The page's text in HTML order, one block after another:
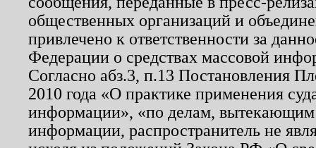
общественных организаций и
привлечено к ответственности за
Федерации о средствах массовой
Согласно абз.3, п.13 Постановления
2010 года «О практике применения
информации», «по делам, вытекающим
информации, распространитель не